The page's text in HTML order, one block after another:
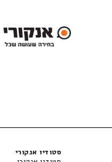
סטודיו אנקורי